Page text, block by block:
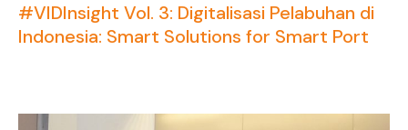
#VIDInsight Vol. 3: Digitalisasi Pelabuhan di
Indonesia: Smart Solutions for Smart Port